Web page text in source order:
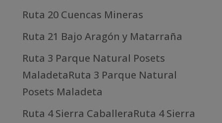
Ruta 20 Cuencas Mineras
Ruta 21 Bajo Aragón y Matarraña
Ruta 3 Parque Natural Posets
MaladetaRuta 3 Parque Natural
Posets Maladeta
Ruta 4 Sierra CaballeraRuta 4 Sierra